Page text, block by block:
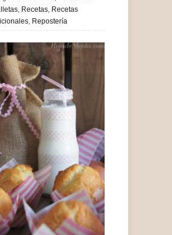
, Recetas, Recetas
, Repostería